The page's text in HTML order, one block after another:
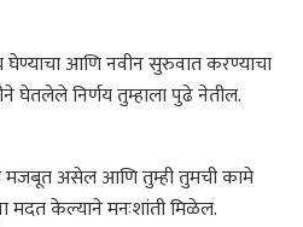
घेण्याचा आणि नवीन सुरुवात करण्याचा
निर्णय तुम्हाला पुढे नेतील.
मजबूत असेल आणि तुम्ही तुमची कामे
मदत केल्याने मनःशांती मिळेल.